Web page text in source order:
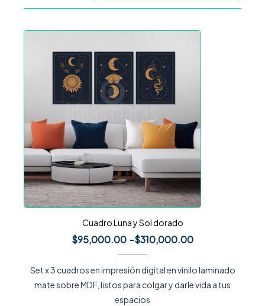
Cuadro Luna y Sol dorado
$95,000.00 -$310,000.00
Set x 3 cuadros en impresión digital en vinilo laminado
mate sobre MDF, listos para colgar y darle vida a tus
espacios